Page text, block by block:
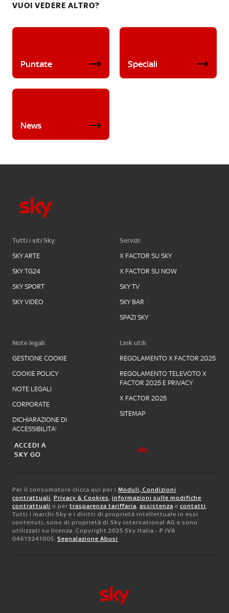
VUOI VEDERE ALTRO?
Puntate Speciali
News
Tutti i siti Sky:
SKY ARTE
SKY TG24
SKY SPORT
SKY VIDEO
Servizi:
X FACTOR SU SKY
X FACTOR SU NOW
SKY TV
SKY BAR
SPAZI SKY
Note legali:
GESTIONE COOKIE
COOKIE POLICY
NOTE LEGALI
CORPORATE
DICHIARAZIONE DI
ACCESSIBILITA'
Link utili:
REGOLAMENTO X FACTOR 2025
REGOLAMENTO TELEVOTO X
FACTOR 2025 E PRIVACY
X FACTOR 2025
SITEMAP
ACCEDI A
SKY GO
Per il consumatore clicca qui per i Moduli, Condizioni
contrattuali, Privacy & Cookies, informazioni sulle modifiche
contrattuali o per trasparenza tariffaria, assistenza e contatti.
Tutti i marchi Sky e i diritti di proprietà intellettuale in essi
contenuti, sono di proprietà di Sky international AG e sono
utilizzati su licenza. Copyright 2025 Sky Italia - P.IVA
04619241005. Segnalazione Abusi